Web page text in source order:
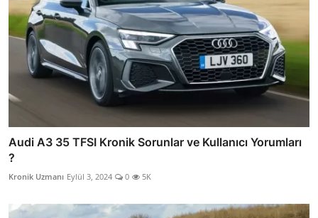
Audi A3 35 TFSI Kronik Sorunlar ve Kullanıcı Yorumları
?
Kronik Uzmanı Eylül 3, 2024 0 5K